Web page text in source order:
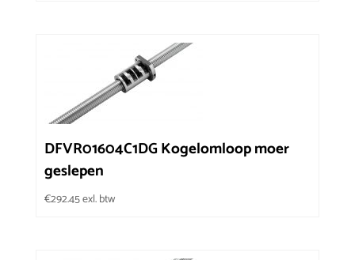
DFVR01604C1DG Kogelomloop moer
geslepen
€292.45exl. btw